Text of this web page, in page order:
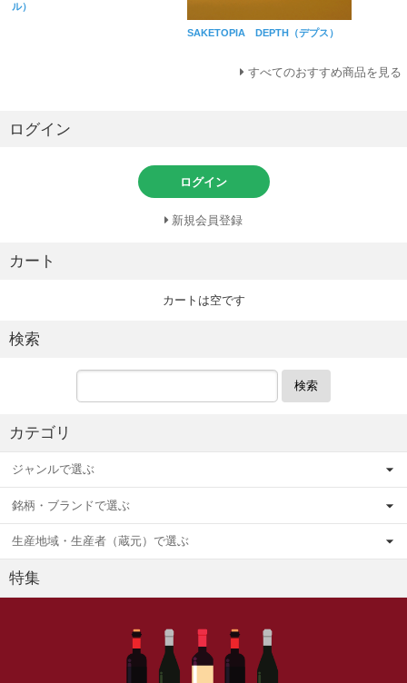
ル）
SAKETOPIA DEPTH（デプス）
すべてのおすすめ商品を見る
ログイン
ログイン
新規会員登録
カート
カートは空です
検索
検索
カテゴリ
ジャンルで選ぶ
銘柄・ブランドで選ぶ
生産地域・生産者（蔵元）で選ぶ
特集